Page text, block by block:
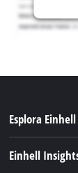
Esplora Einhell
Einhell